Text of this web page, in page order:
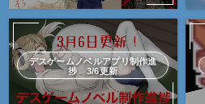
デスゲームノベルアプリ制作進
捗 3/6更新